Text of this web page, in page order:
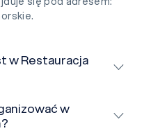
w Restauracja
w